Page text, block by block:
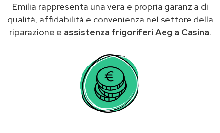
Emilia rappresenta una vera e propria garanzia di
qualità, affidabilità e convenienza nel settore della
riparazione e assistenza frigoriferi Aeg a Casina.